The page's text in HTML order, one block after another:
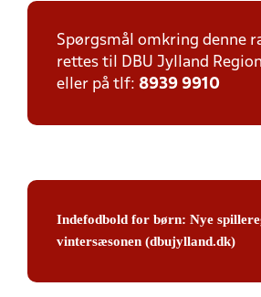
Spørgsmål omkring denne
rettes til DBU Jylland Region
eller på tlf: 8939 9910
Indefodbold for børn: Nye
vintersæsonen (dbujylland.dk)